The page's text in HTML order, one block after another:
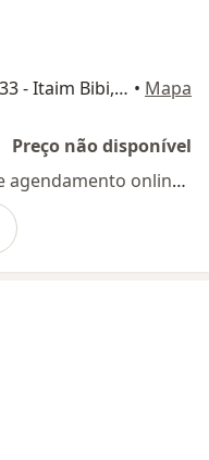
Rua Bandeira Paulista, 726/133 - Itaim Bibi, São Paulo • Mapa
Preço não disponível
Esse especialista não oferece agendamento online para esse endereço.